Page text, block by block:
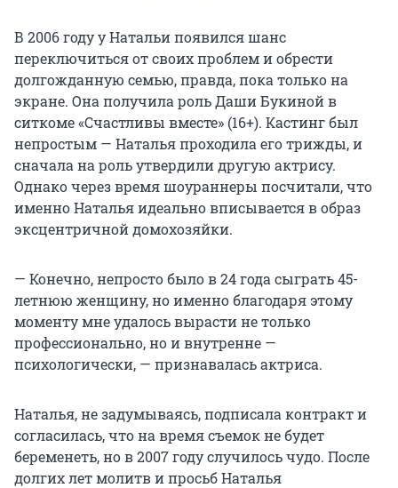
В 2006 году у Натальи появился шанс
переключиться от своих проблем и обрести
долгожданную семью, правда, пока только на
экране. Она получила роль Даши Букиной в
ситкоме «Счастливы вместе» (16+). Кастинг был
непростым — Наталья проходила его трижды, и
сначала на роль утвердили другую актрису.
Однако через время шоураннеры посчитали, что
именно Наталья идеально вписывается в образ
эксцентричной домохозяйки.
— Конечно, непросто было в 24 года сыграть 45-
летнюю женщину, но именно благодаря этому
моменту мне удалось вырасти не только
профессионально, но и внутренне —
психологически, — признавалась актриса.
Наталья, не задумываясь, подписала контракт и
согласилась, что на время съемок не будет
беременеть, но в 2007 году случилось чудо. После
долгих лет молитв и просьб Наталья